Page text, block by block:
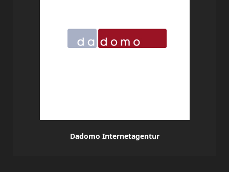
Dadomo Internetagentur